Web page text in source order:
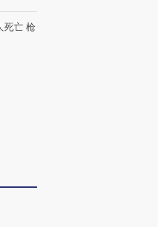
死亡 枪